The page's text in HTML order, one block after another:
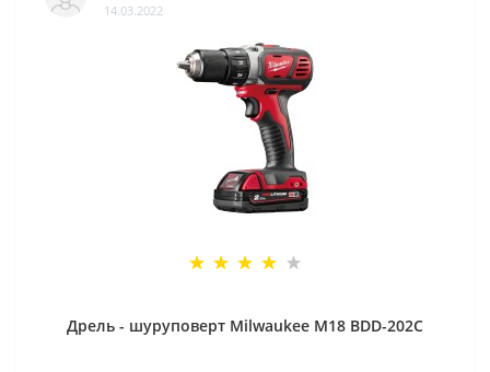
14.03.2022
Дрель - шуруповерт Milwaukee M18 BDD-202C